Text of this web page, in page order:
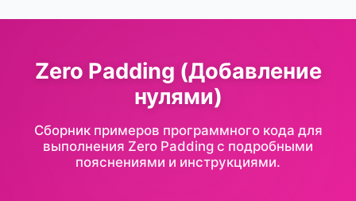
Zero Padding (Добавление
нулями)
Сборник примеров программного кода для
выполнения Zero Padding с подробными
пояснениями и инструкциями.